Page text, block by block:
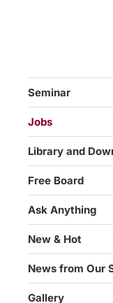
Seminar
Jobs
Library and
Free Board
Ask Anything
New & Hot
News from Our
Gallery